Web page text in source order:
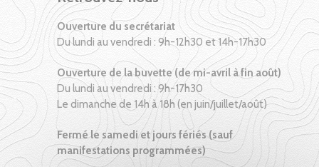
Ouverture du secrétariat
Du lundi au vendredi : 9h-12h30 et 14h-17h30
Ouverture de la buvette (de mi-avril à fin août)
Du lundi au vendredi : 9h-17h30
Le dimanche de 14h à 18h (en juin/juillet/août)
Fermé le samedi et jours fériés (sauf
manifestations programmées)